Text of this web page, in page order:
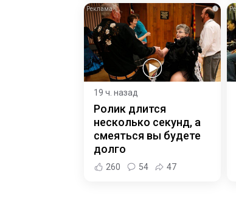
i
19 ч. назад
Ролик длится
несколько секунд, а
смеяться вы будете
долго
260 54 47